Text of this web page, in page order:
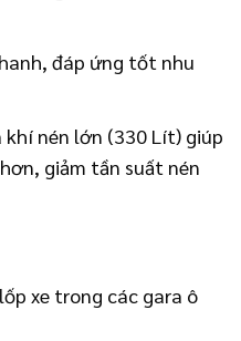
đáp ứng tốt nhu
khí nén lớn (330 Lít) giúp
giảm tần suất nén
xe trong các gara ô